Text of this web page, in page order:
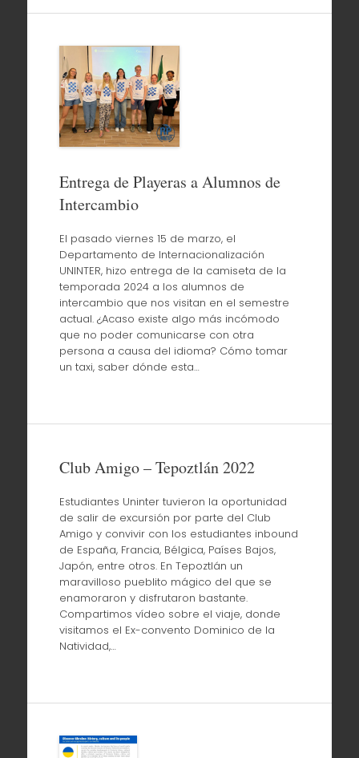
Entrega de Playeras a Alumnos de
Intercambio
El pasado viernes 15 de marzo, el
Departamento de Internacionalización
UNINTER, hizo entrega de la camiseta de la
temporada 2024 a los alumnos de
intercambio que nos visitan en el semestre
actual. ¿Acaso existe algo más incómodo
que no poder comunicarse con otra
persona a causa del idioma? Cómo tomar
un taxi, saber dónde esta…
Club Amigo – Tepoztlán 2022
Estudiantes Uninter tuvieron la oportunidad
de salir de excursión por parte del Club
Amigo y convivir con los estudiantes inbound
de España, Francia, Bélgica, Países Bajos,
Japón, entre otros. En Tepoztlán un
maravilloso pueblito mágico del que se
enamoraron y disfrutaron bastante.
Compartimos vídeo sobre el viaje, donde
visitamos el Ex-convento Dominico de la
Natividad,…